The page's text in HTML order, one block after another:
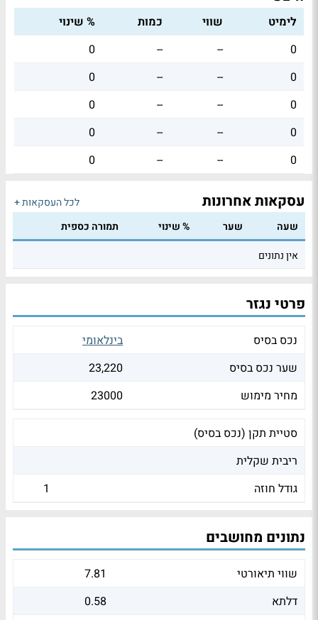
לימיט שווי כמות
% שינוי
0
--
--
0
0
--
--
0
0
--
--
0
0
--
--
0
0
--
--
0
עסקאות אחרונות
לכל העסקאות +
שעה
שער % שינוי
תמורה כספית
אין נתונים
פרטי נגזר
נכס בסיס
בינלאומי
שער נכס בסיס
23,220
מחיר מימוש
23000
סטיית תקן (נכס בסיס)
ריבית שקלית
גודל חוזה
1
נתונים מחושבים
שווי תיאורטי
7.81
דלתא
0.58